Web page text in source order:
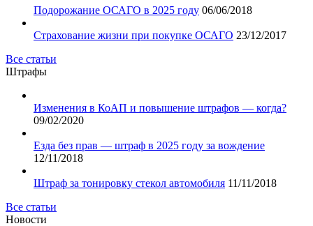
Подорожание ОСАГО в 2025 году 06/06/2018
Страхование жизни при покупке ОСАГО 23/12/2017
Все статьи
Штрафы
Изменения в КоАП и повышение штрафов — когда?
09/02/2020
Езда без прав — штраф в 2025 году за вождение
12/11/2018
Штраф за тонировку стекол автомобиля 11/11/2018
Все статьи
Новости